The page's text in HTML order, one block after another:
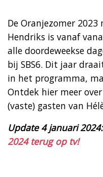
De Oranjezomer
Hendriks is vanaf
alle doordeweekse
bij SBS6. Dit jaar
in het programma,
Ontdek hier meer
(vaste) gasten van
Update 4 januari
2024 terug op tv!